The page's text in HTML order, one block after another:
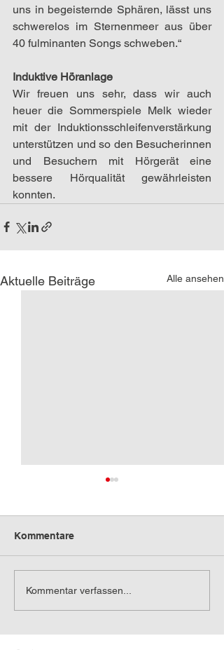
uns in begeisternde Sphären, lässt uns
schwerelos im Sternenmeer aus über
40 fulminanten Songs schweben.“
Induktive Höranlage
Wir freuen uns sehr, dass wir auch
heuer die Sommerspiele Melk wieder
mit der Induktionsschleifenverstärkung
unterstützen und so den Besucherinnen
und Besuchern mit Hörgerät eine
bessere Hörqualität gewährleisten
konnten.
Aktuelle Beiträge Alle ansehen
Gottwald Success-
Stories
Kommentare
Kommentar verfassen...